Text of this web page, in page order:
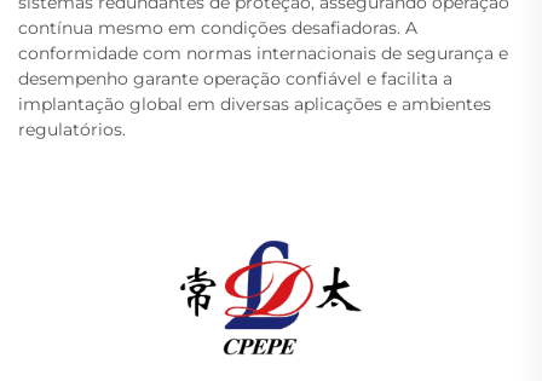
contínua mesmo em condições desafiadoras. A
conformidade com normas internacionais de segurança e
desempenho garante operação confiável e facilita a
implantação global em diversas aplicações e ambientes
regulatórios.